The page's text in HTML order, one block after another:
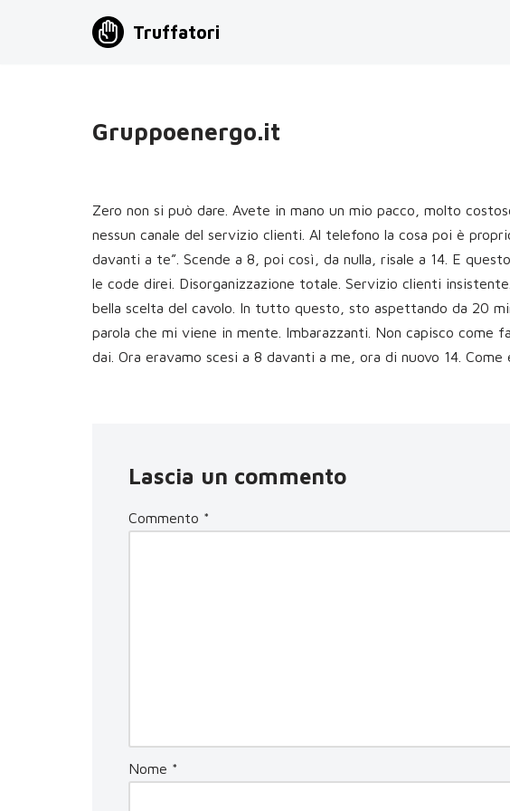
Truffatori
Gruppoenergo.it
Zero non si può dare. Avete in mano un mio pacco, molto
nessun canale del servizio clienti. Al telefono la cosa poi è
davanti a te”. Scende a 8, poi così, da nulla, risale a 14. E
le code direi. Disorganizzazione totale. Servizio clienti
bella scelta del cavolo. In tutto questo, sto aspettando da 20
parola che mi viene in mente. Imbarazzanti. Non capisco come
dai. Ora eravamo scesi a 8 davanti a me, ora di nuovo 14. Come
Lascia un commento
Commento *
Nome *